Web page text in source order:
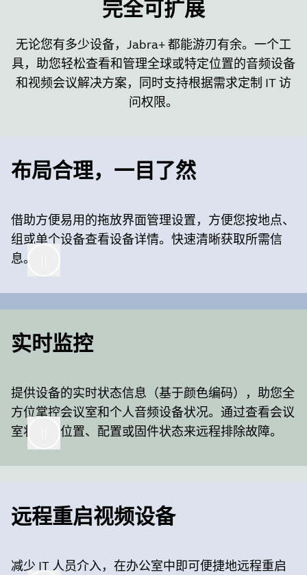
完全可扩展
无论您有多少设备，Jabra+ 都能游刃有余。一个工
具，助您轻松查看和管理全球或特定位置的音频设备
和视频会议解决方案，同时支持根据需求定制 IT 访
问权限。
布局合理，一目了然
借助方便易用的拖放界面管理设置，方便您按地点、
组或单个设备查看设备详情。快速清晰获取所需信
息。
实时监控
提供设备的实时状态信息（基于颜色编码），助您全
方位掌控会议室和个人音频设备状况。通过查看会议
室状态、位置、配置或固件状态来远程排除故障。
远程重启视频设备
减少 IT 人员介入，在办公室中即可便捷地远程重启